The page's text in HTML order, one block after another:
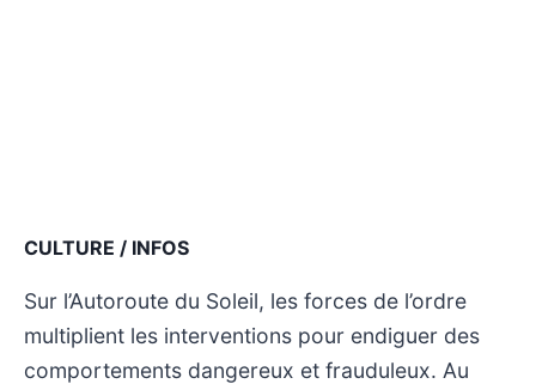
CULTURE / INFOS
Sur l’Autoroute du Soleil, les forces de l’ordre
multiplient les interventions pour endiguer des
comportements dangereux et frauduleux. Au